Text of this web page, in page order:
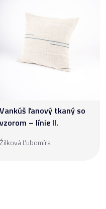
Vankúš ľanový tkaný so
vzorom – línie II.
Žilková Ľubomíra